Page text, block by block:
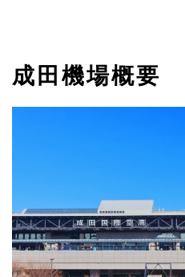
成田機場概要